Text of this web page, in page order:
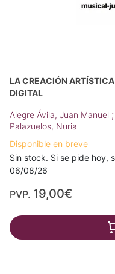
LA CREACIÓN
DIGITAL
Alegre Ávila, Juan Manuel ;
Palazuelos, Nuria
Disponible en breve
Sin stock. Si se pide hoy,
06/08/26
PVP. 19,00€